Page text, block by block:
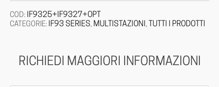
COD: IF9325+IF9327+OPT
CATEGORIE: IF93 SERIES, MULTISTAZIONI , TUTTI I PRODOTTI
RICHIEDI MAGGIORI INFORMAZIONI